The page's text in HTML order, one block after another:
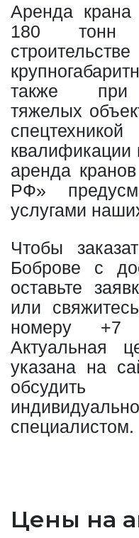
Аренда крана
180 тонн
также при
тяжелых
квалификации
аренда
РФ»
услугами
Чтобы
Боброве с
оставьте
или
номеру +7
Актуальная
указана на
специалистом.
Цены на